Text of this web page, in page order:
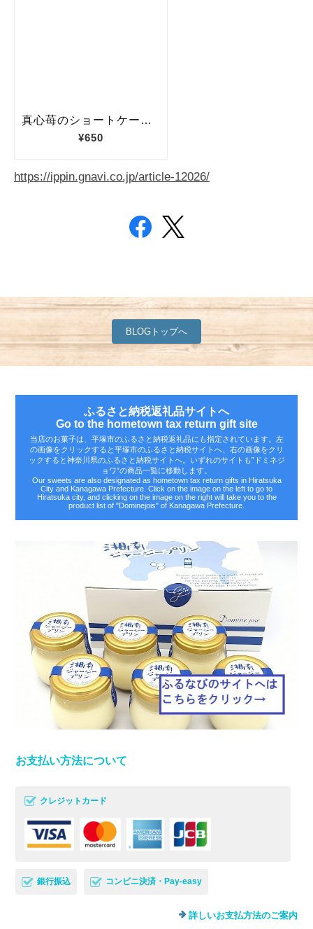
https://ippin.gnavi.co.jp/article-12026/
BLOGトップへ
ふるさと納税返礼品サイトへ
Go to the hometown tax return gift site
当店のお菓子は、平塚市のふるさと納税返礼品にも指定されています。左
の画像をクリックすると平塚市のふるさと納税サイトへ、右の画像をクリ
ックすると神奈川県のふるさと納税サイトへ。いずれのサイトも‟ドミネジ
ョワ”の商品一覧に移動します。
Our sweets are also designated as hometown tax return gifts in Hiratsuka
City and Kanagawa Prefecture. Click on the image on the left to go to
Hiratsuka city, and clicking on the image on the right will take you to the
product list of "Dominejois" of Kanagawa Prefecture.
お支払い方法について
クレジットカード
銀行振込 コンビニ決済・Pay-easy
詳しいお支払方法のご案内